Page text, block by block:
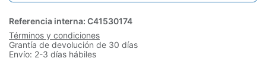
Referencia interna: C41530174
Términos y condiciones
Grantía de devolución de 30 días
Envío: 2-3 días hábiles